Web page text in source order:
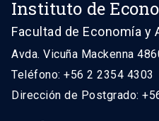
Instituto de
Facultad de Economía y
Avda. Vicuña Mackenna
Teléfono: +56 2 2354 4303
Dirección de Postgrado: